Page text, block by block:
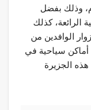
وذلك بفضل
الرائعة، كذلك
الوافدين من
أماكن سياحية في
الجزيرة